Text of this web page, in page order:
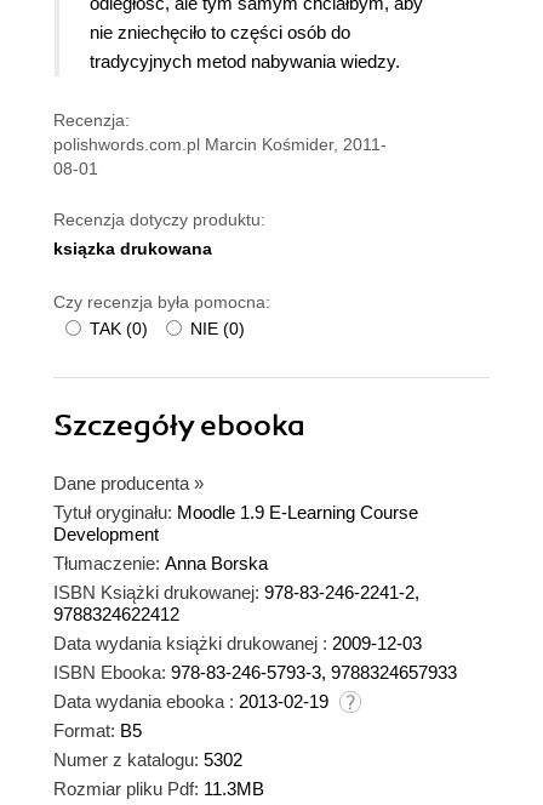
nie zniechęciło to części osób do
tradycyjnych metod nabywania wiedzy.
Recenzja:
polishwords.com.pl Marcin Kośmider, 2011-
08-01
Recenzja dotyczy produktu:
ksiązka drukowana
Czy recenzja była pomocna:
TAK (0) NIE (0)
Szczegółyebooka
Dane producenta »
Tytuł oryginału: Moodle 1.9 E-Learning Course
Development
Tłumaczenie: Anna Borska
ISBN Książki drukowanej: 978-83-246-2241-2,
9788324622412
Data wydania książki drukowanej : 2009-12-03
ISBN Ebooka: 978-83-246-5793-3, 9788324657933
Data wydania ebooka : 2013-02-19
Format: B5
Numer z katalogu: 5302
Rozmiar pliku Pdf: 11.3MB